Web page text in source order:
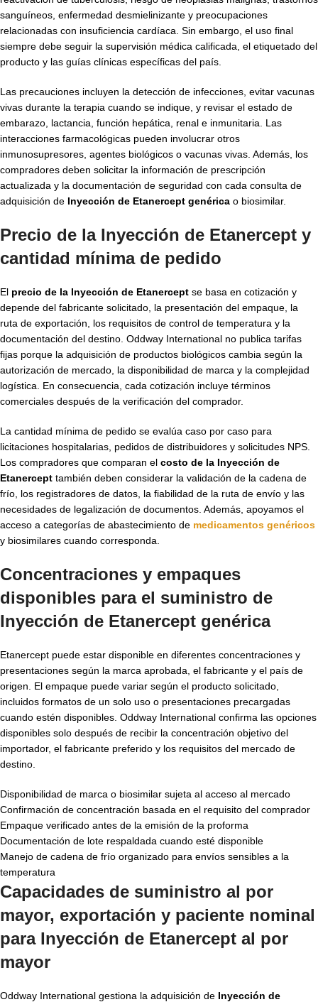
sanguíneos, enfermedad desmielinizante y preocupaciones
relacionadas con insuficiencia cardíaca. Sin embargo, el uso final
siempre debe seguir la supervisión médica calificada, el etiquetado del
producto y las guías clínicas específicas del país.
Las precauciones incluyen la detección de infecciones, evitar vacunas
vivas durante la terapia cuando se indique, y revisar el estado de
embarazo, lactancia, función hepática, renal e inmunitaria. Las
interacciones farmacológicas pueden involucrar otros
inmunosupresores, agentes biológicos o vacunas vivas. Además, los
compradores deben solicitar la información de prescripción
actualizada y la documentación de seguridad con cada consulta de
adquisición de Inyección de Etanercept genérica o biosimilar.
Precio de la Inyección de Etanercept y
cantidad mínima de pedido
El precio de la Inyección de Etanercept se basa en cotización y
depende del fabricante solicitado, la presentación del empaque, la
ruta de exportación, los requisitos de control de temperatura y la
documentación del destino. Oddway International no publica tarifas
fijas porque la adquisición de productos biológicos cambia según la
autorización de mercado, la disponibilidad de marca y la complejidad
logística. En consecuencia, cada cotización incluye términos
comerciales después de la verificación del comprador.
La cantidad mínima de pedido se evalúa caso por caso para
licitaciones hospitalarias, pedidos de distribuidores y solicitudes NPS.
Los compradores que comparan el costo de la Inyección de
Etanercept también deben considerar la validación de la cadena de
frío, los registradores de datos, la fiabilidad de la ruta de envío y las
necesidades de legalización de documentos. Además, apoyamos el
acceso a categorías de abastecimiento de medicamentos genéricos
y biosimilares cuando corresponda.
Concentraciones y empaques
disponibles para el suministro de
Inyección de Etanercept genérica
Etanercept puede estar disponible en diferentes concentraciones y
presentaciones según la marca aprobada, el fabricante y el país de
origen. El empaque puede variar según el producto solicitado,
incluidos formatos de un solo uso o presentaciones precargadas
cuando estén disponibles. Oddway International confirma las opciones
disponibles solo después de recibir la concentración objetivo del
importador, el fabricante preferido y los requisitos del mercado de
destino.
Disponibilidad de marca o biosimilar sujeta al acceso al mercado
Confirmación de concentración basada en el requisito del comprador
Empaque verificado antes de la emisión de la proforma
Documentación de lote respaldada cuando esté disponible
Manejo de cadena de frío organizado para envíos sensibles a la
temperatura
Capacidades de suministro al por
mayor, exportación y paciente nominal
para Inyección de Etanercept al por
mayor
Oddway International gestiona la adquisición de Inyección de